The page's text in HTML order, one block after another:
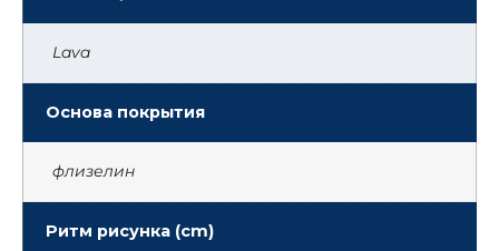
Lava
Основа покрытия
флизелин
Ритм рисунка (cm)